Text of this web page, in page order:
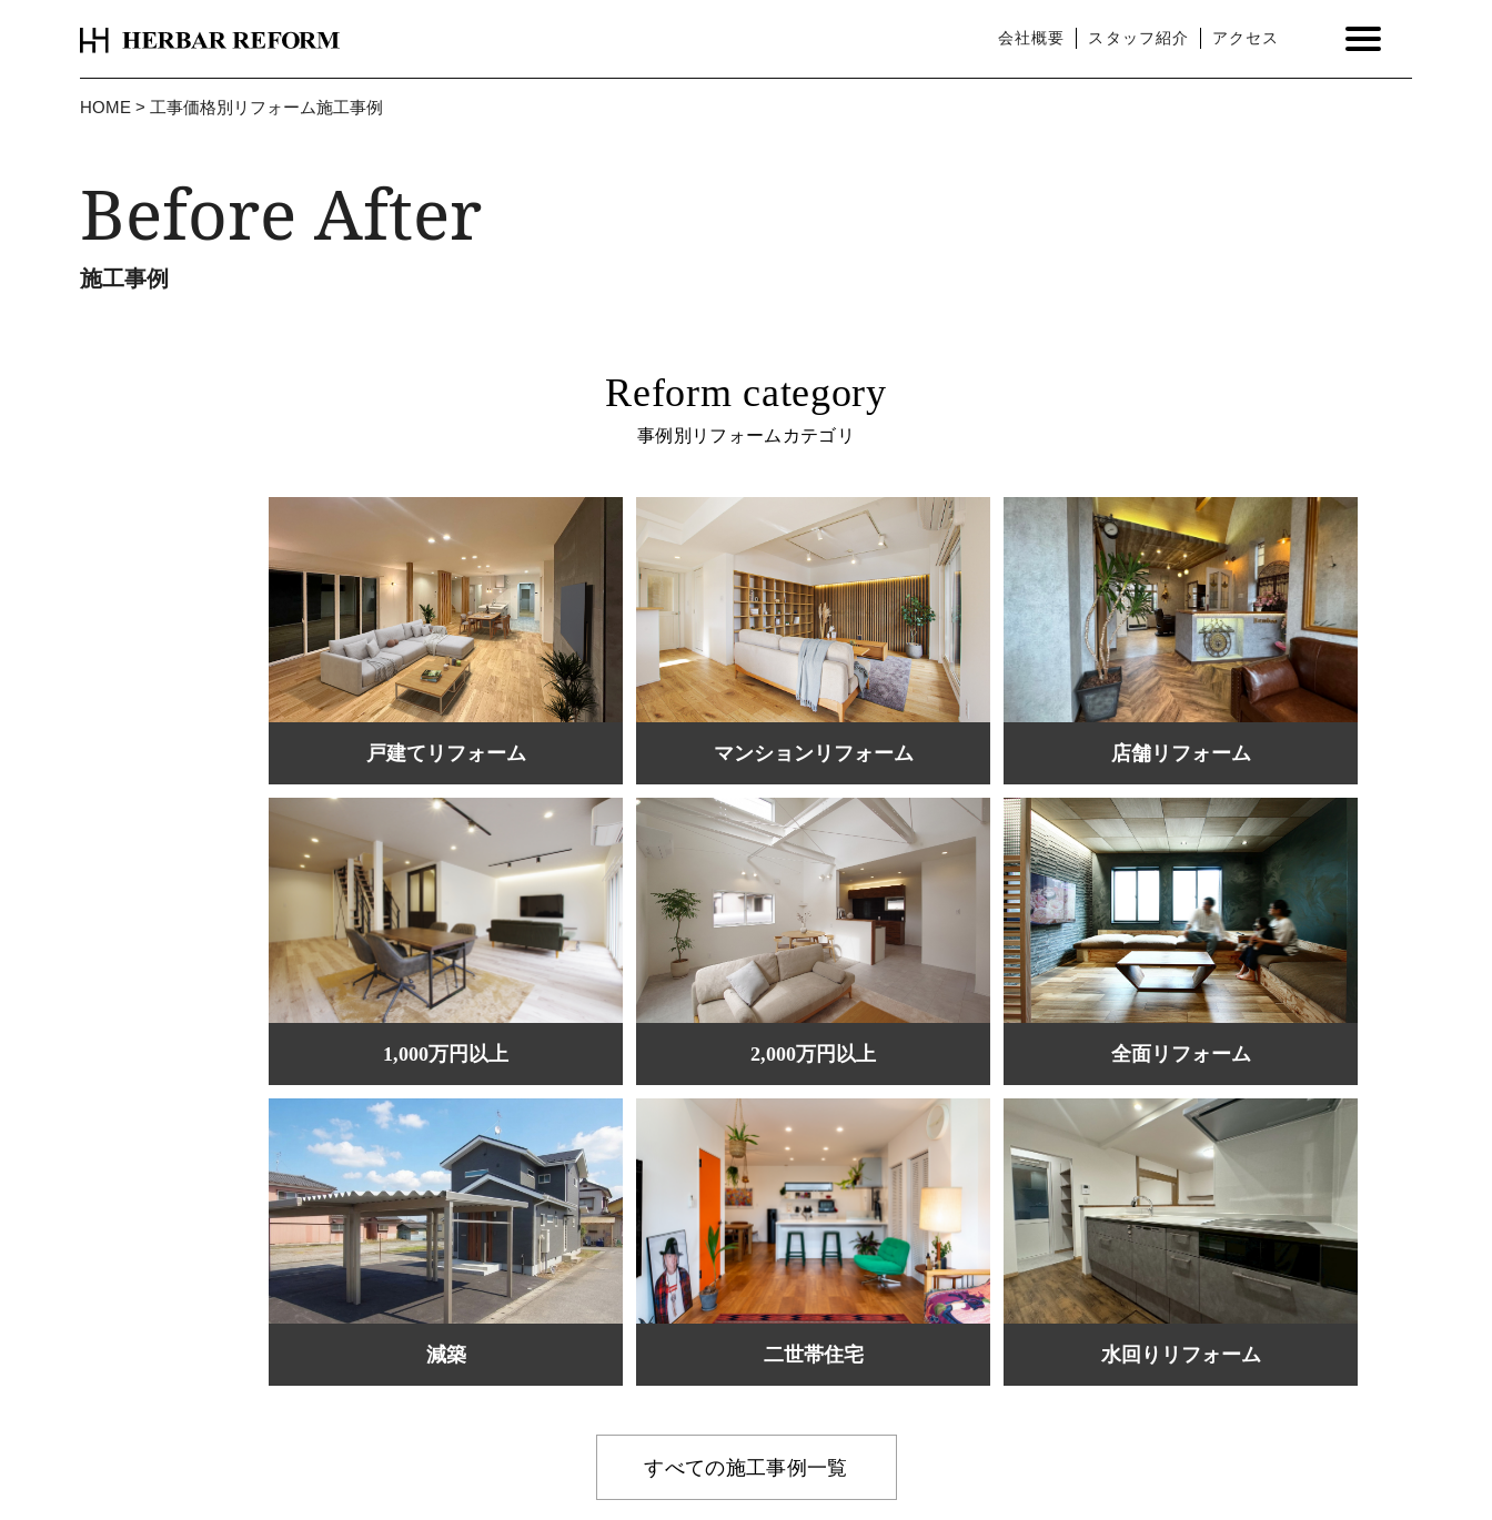
会社概要 スタッフ紹介 アクセス
HOME > 工事価格別リフォーム施工事例
Before After
施工事例
Reform category
事例別リフォームカテゴリ
戸建てリフォーム マンションリフォーム 店舗リフォーム
1,000万円以上 2,000万円以上 全面リフォーム
減築 二世帯住宅 水回りリフォーム
すべての施工事例一覧